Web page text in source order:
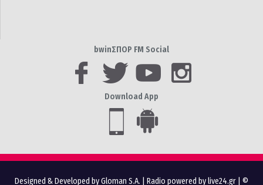
bwinΣΠΟΡ FM Social
Download App
Designed & Developed by Gloman S.A. Radio powered by live24.gr | ©